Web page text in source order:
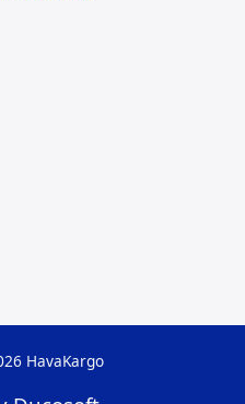
HavaKargo